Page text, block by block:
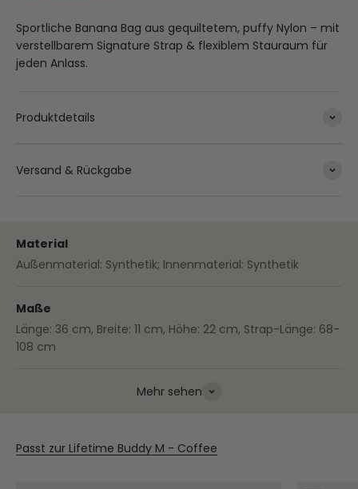
Sportliche Banana Bag aus gequiltetem, puffy Nylon – mit
verstellbarem Signature Strap & flexiblem Stauraum für
jeden Anlass.
Produktdetails
Versand & Rückgabe
Material
Außenmaterial: Synthetik; Innenmaterial: Synthetik
Maße
Länge: 36 cm, Breite: 11 cm, Höhe: 22 cm, Strap-Länge: 68-
108 cm
Mehr sehen
Passt zur Lifetime Buddy M - Coffee